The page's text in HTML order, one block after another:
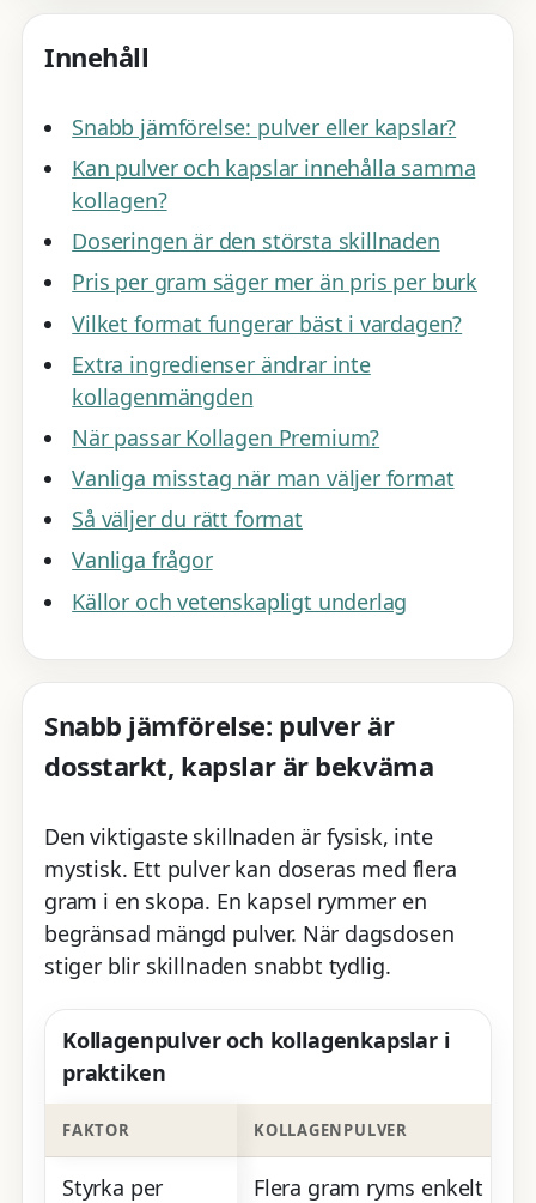
Innehåll
Snabb jämförelse: pulver eller kapslar?
Kan pulver och kapslar innehålla samma
kollagen?
Doseringen är den största skillnaden
Pris per gram säger mer än pris per burk
Vilket format fungerar bäst i vardagen?
Extra ingredienser ändrar inte
kollagenmängden
När passar Kollagen Premium?
Vanliga misstag när man väljer format
Så väljer du rätt format
Vanliga frågor
Källor och vetenskapligt underlag
Snabb jämförelse: pulver är
dosstarkt, kapslar är bekväma
Den viktigaste skillnaden är fysisk, inte
mystisk. Ett pulver kan doseras med flera
gram i en skopa. En kapsel rymmer en
begränsad mängd pulver. När dagsdosen
stiger blir skillnaden snabbt tydlig.
Kollagenpulver och kollagenkapslar i
praktiken
FAKTOR KOLLAGENPULVER
Styrka per
Flera gram ryms enkelt i en